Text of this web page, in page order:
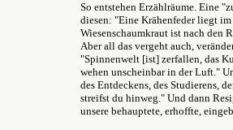
So entstehen Erzählräume. Eine
diesen: "Eine Krähenfeder liegt
Wiesenschaumkraut ist nach den
Aber all das vergeht auch,
"Spinnenwelt [ist] zerfallen, das
wehen unscheinbar in der Luft."
des Entdeckens, des Studierens,
streifst du hinweg." Und dann
unsere behauptete, erhoffte,